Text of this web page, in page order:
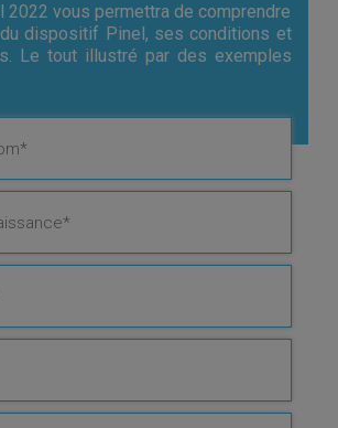
2022 vous permettra de comprendre
dispositif Pinel, ses conditions et
Le tout illustré par des exemples